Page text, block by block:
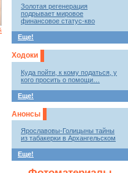
Золотая регенерация
подрывает мировое
финансовое статус-кво
Еще!
Ходоки
Куда пойти, к кому податься, у
кого просить о помощи…
Еще!
Анонсы
Ярославовы-Голицыны тайны
из табакерки в Архангельском
Еще!